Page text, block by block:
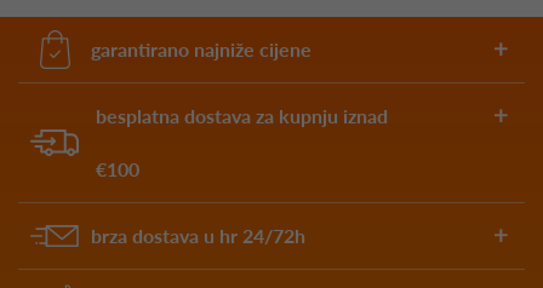
garantirano najniže cijene
besplatna dostava za kupnju iznad
€100
brza dostava u hr 24/72h